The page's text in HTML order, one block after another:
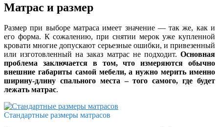
Матрас и размер
Размер при выборе матраса имеет значение — так же, как и
его форма. К сожалению, при снятии мерок уже купленной
кровати многие допускают серьезные ошибки, и привезенный
или изготовленный на заказ матрас не подходит. Основная
проблема заключается в том, что измеряются обычно
внешние габариты самой мебели, а нужно мерить именно
ширину-длину спального места – того самого, где будет
лежать матрас.
Стандартные размеры матрасов